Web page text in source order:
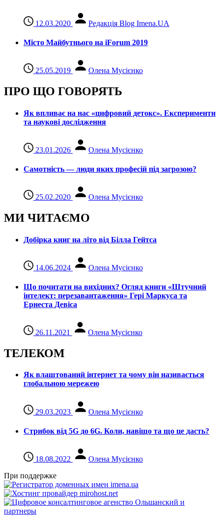
12.03.2020 Редакція Blog Imena.UA
Місто Майбутнього на iForum 2019
25.05.2019 Олена Мусієнко
ПРО ЩО ГОВОРЯТЬ
Як впливає на нас «цифровий детокс». Експерименти
та наукові дослідження
23.01.2026 Олена Мусієнко
Самотність — люди яких професій під загрозою?
25.02.2020 Олена Мусієнко
МИ ЧИТАЄМО
Добірка книг на літо від Білла Гейтса
14.06.2024 Олена Мусієнко
Що почитати на вихідних? Огляд книги «Штучний
інтелект: перезавантаження» Гері Маркуса та
Ернеста Девіса
26.11.2021 Олена Мусієнко
ТЕЛЕКОМ
Як влаштований інтернет та чому він називається
глобальною мережею
29.03.2023 Олена Мусієнко
Стрибок від 5G до 6G. Коли, навіщо та що це даcть?
18.08.2022
Олена Мусієнко
При поддержке